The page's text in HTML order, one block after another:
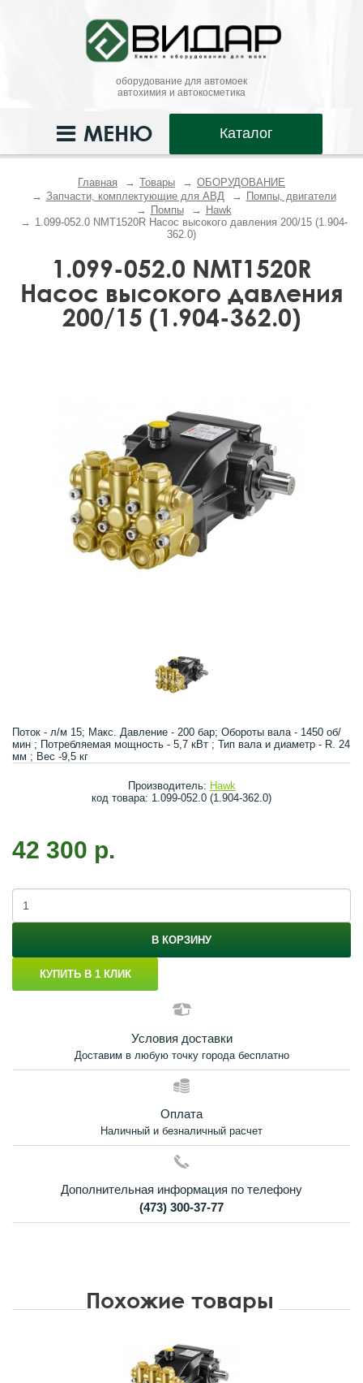
оборудование для автомоек
автохимия и автокосметика
Каталог
МЕНЮ
Главная Товары
ОБОРУДОВАНИЕ
Запчасти, комплектующие для АВД
Помпы, двигатели
Помпы
Hawk
1.099-052.0 NMT1520R Насос высокого давления 200/15 (1.904-
362.0)
1.099-052.0 NMT1520R
Насос высокого давления
200/15 (1.904-362.0)
Поток - л/м 15; Макс. Давление - 200 бар; Обороты вала - 1450 об/
мин ; Потребляемая мощность - 5,7 кВт ; Тип вала и диаметр - R. 24
мм ; Вес -9,5 кг
Производитель: Hawk
код товара: 1.099-052.0 (1.904-362.0)
42 300 р.
В КОРЗИНУ
КУПИТЬ В 1 КЛИК
Условия доставки
Доставим в любую точку города бесплатно
Оплата
Наличный и безналичный расчет
Дополнительная информация по телефону
(473) 300-37-77
Похожие товары